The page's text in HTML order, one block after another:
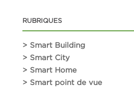
RUBRIQUES
> Smart Building
> Smart City
> Smart Home
> Smart point de vue